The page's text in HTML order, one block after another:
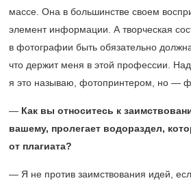
массе. Она в большинстве своем
элемент информации. А творческая
в фотографии быть обязательно
что держит меня в этой профессии.
я это называю, фотопринтером, но —
— Как вы относитесь к
вашему, пролегает водораздел,
от плагиата?
— Я не против заимствования идей,